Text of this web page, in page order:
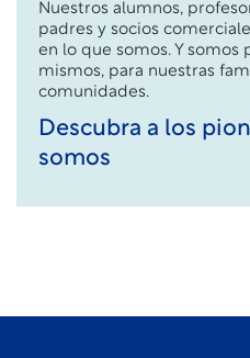
Nuestros alumnos,
padres y socios
en lo que somos. Y somos
mismos, para nuestras
comunidades.
Descubra a los
somos